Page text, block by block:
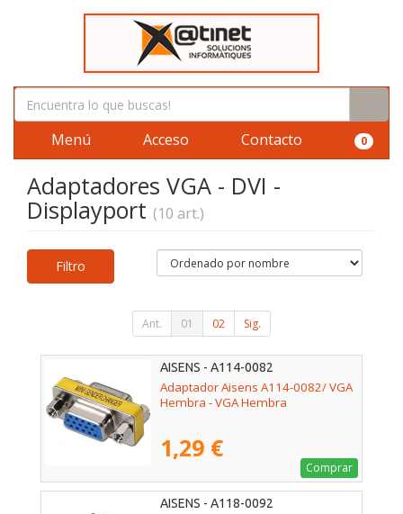
Menú Acceso Contacto 0
Adaptadores VGA - DVI -
Displayport (10 art.)
Filtro
Ant. 01 02 Sig.
AISENS - A114-0082
Adaptador Aisens A114-0082/ VGA
Hembra - VGA Hembra
1,29 €
Comprar
AISENS - A118-0092